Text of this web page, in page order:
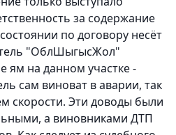
за содержание
по договору несёт
"ОблШыгысЖол"
ям на данном участке -
сам виноват в аварии, так
скорости. Эти доводы были
а виновниками ДТП